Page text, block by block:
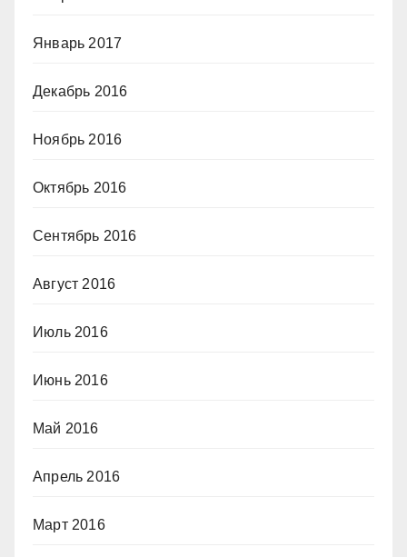
Январь 2017
Декабрь 2016
Ноябрь 2016
Октябрь 2016
Сентябрь 2016
Август 2016
Июль 2016
Июнь 2016
Май 2016
Апрель 2016
Март 2016